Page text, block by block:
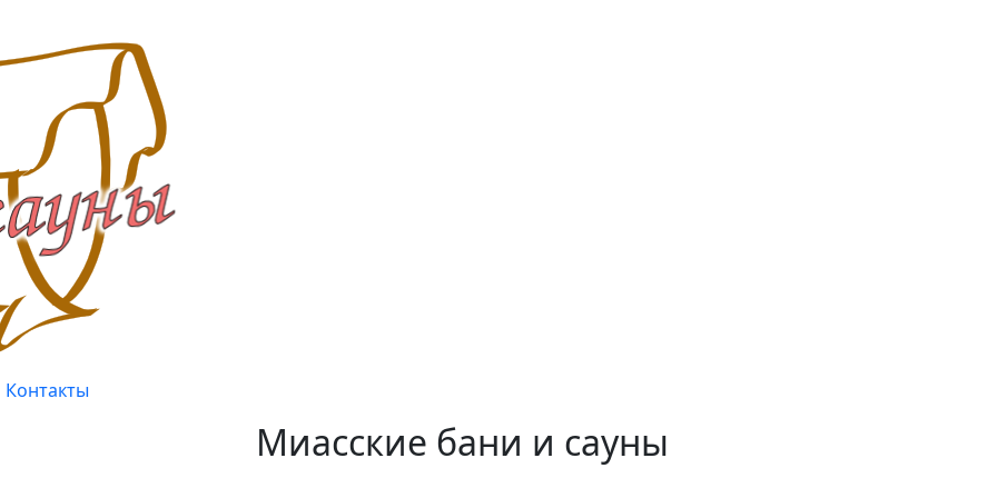
Контакты
Миасские бани и сауны